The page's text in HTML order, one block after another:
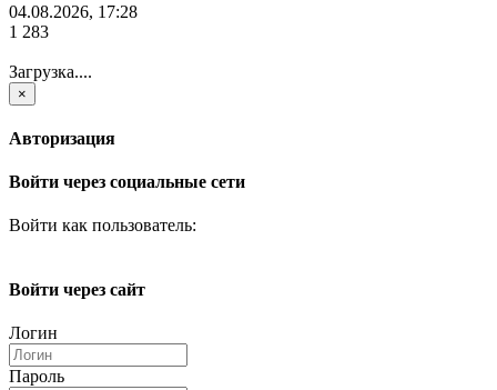
04.08.2026, 17:28
1 283
Загрузка....
×
Авторизация
Войти через социальные сети
Войти как пользователь:
Войти через сайт
Логин
Пароль